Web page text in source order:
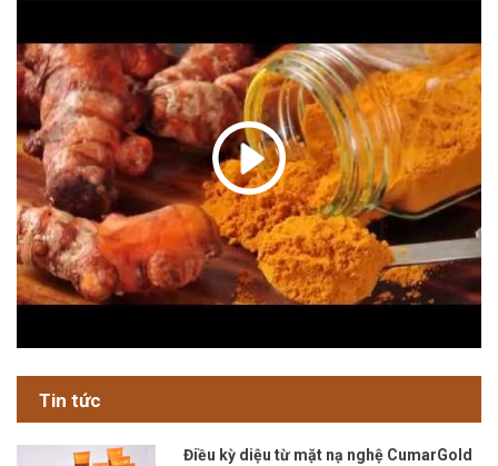
Tin tức
Điều kỳ diệu từ mặt nạ nghệ CumarGold